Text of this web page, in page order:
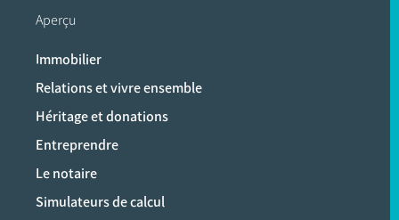
Aperçu
Immobilier
Relations et vivre ensemble
Héritage et donations
Entreprendre
Le notaire
Simulateurs de calcul